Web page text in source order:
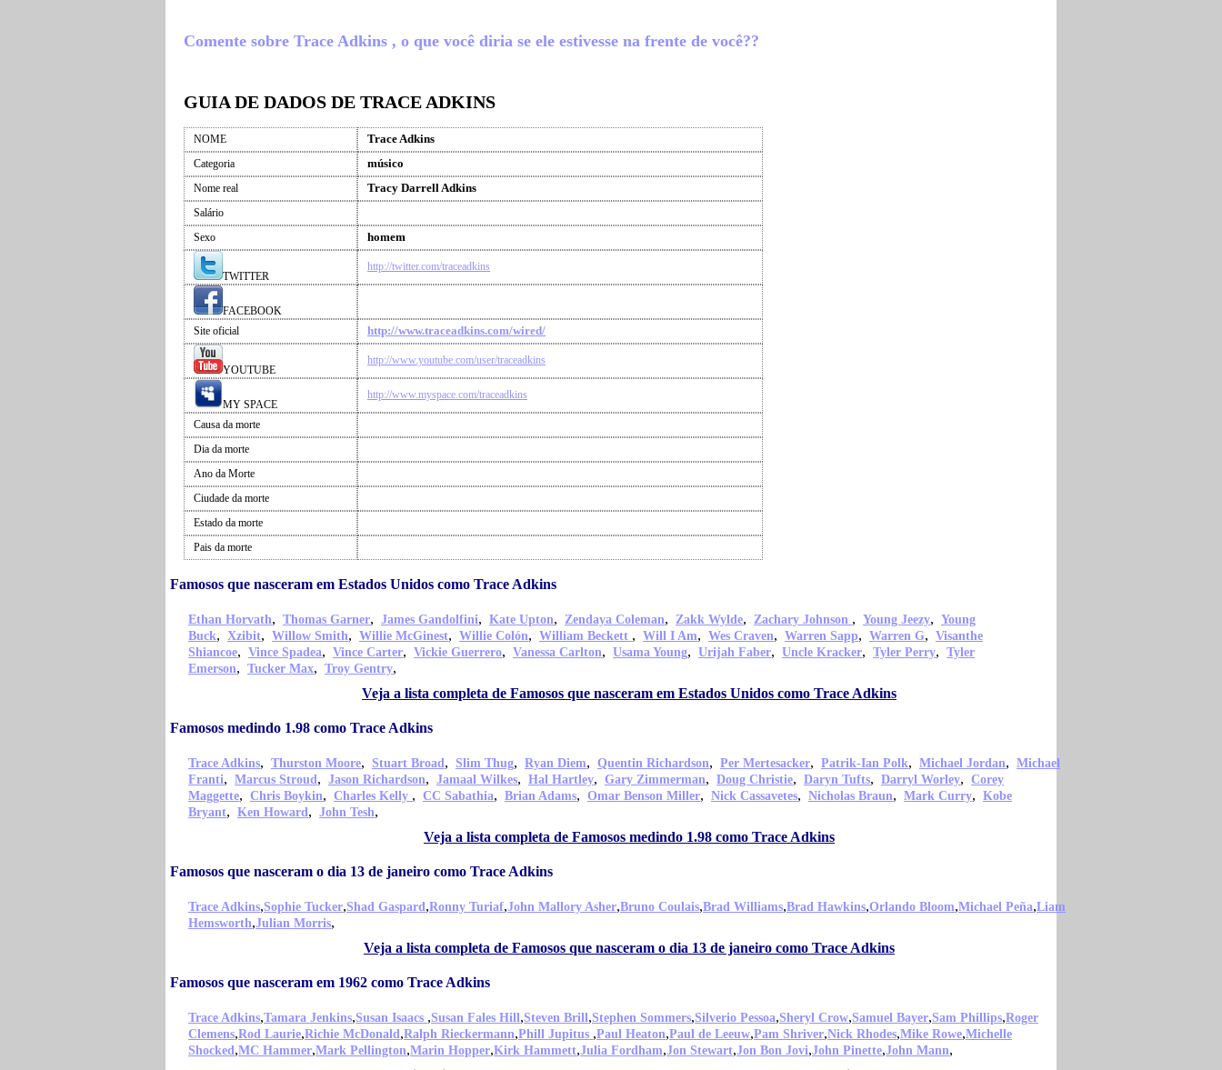
Comente sobre Trace Adkins , o que você diria se ele estivesse na frente de você??
GUIA DE DADOS DE TRACE ADKINS
NOME Trace Adkins
Categoria músico
Nome real Tracy Darrell Adkins
Salário
Sexo
homem
TWITTER
http://twitter.com/traceadkins
FACEBOOK
Site oficial
http://www.traceadkins.com/wired/
YOUTUBE
http://www.youtube.com/user/traceadkins
MY SPACE
http://www.myspace.com/traceadkins
Causa da morte
Dia da morte
Ano da Morte
Ciudade da morte
Estado da morte
Pais da morte
Famosos que nasceram em Estados Unidos como Trace Adkins
Ethan Horvath, Thomas Garner, James Gandolfini, Kate Upton, Zendaya Coleman, Zakk Wylde, Zachary Johnson , Young Jeezy, Young
Buck, Xzibit, Willow Smith, Willie McGinest, Willie Colón, William Beckett , Will I Am, Wes Craven, Warren Sapp, Warren G, Visanthe
Shiancoe, Vince Spadea, Vince Carter, Vickie Guerrero, Vanessa Carlton, Usama Young, Urijah Faber, Uncle Kracker, Tyler Perry, Tyler
Emerson, Tucker Max, Troy Gentry,
Veja a lista completa de Famosos que nasceram em Estados Unidos como Trace Adkins
Famosos medindo 1.98 como Trace Adkins
Trace Adkins, Thurston Moore, Stuart Broad, Slim Thug, Ryan Diem, Quentin Richardson, Per Mertesacker, Patrik-Ian Polk, Michael Jordan, Michael
Franti, Marcus Stroud, Jason Richardson, Jamaal Wilkes, Hal Hartley, Gary Zimmerman, Doug Christie, Daryn Tufts, Darryl Worley, Corey
Maggette, Chris Boykin, Charles Kelly , CC Sabathia, Brian Adams, Omar Benson Miller, Nick Cassavetes, Nicholas Braun, Mark Curry, Kobe
Bryant, Ken Howard, John Tesh,
Veja a lista completa de Famosos medindo 1.98 como Trace Adkins
Famosos que nasceram o dia 13 de janeiro como Trace Adkins
Trace Adkins,Sophie Tucker,Shad Gaspard,Ronny Turiaf,John Mallory Asher,Bruno Coulais,Brad Williams,Brad Hawkins,Orlando Bloom,Michael Peña,Liam
Hemsworth,Julian Morris,
Veja a lista completa de Famosos que nasceram o dia 13 de janeiro como Trace Adkins
Famosos que nasceram em 1962 como Trace Adkins
Trace Adkins,Tamara Jenkins,Susan Isaacs ,Susan Fales Hill,Steven Brill,Stephen Sommers,Silverio Pessoa,Sheryl Crow,Samuel Bayer,Sam Phillips,Roger
Clemens,Rod Laurie,Richie McDonald,Ralph Rieckermann,Phill Jupitus ,Paul Heaton,Paul de Leeuw,Pam Shriver,Nick Rhodes,Mike Rowe,Michelle
Shocked,MC Hammer,Mark Pellington,Marin Hopper,Kirk Hammett,Julia Fordham,Jon Stewart,Jon Bon Jovi,John Pinette,John Mann,